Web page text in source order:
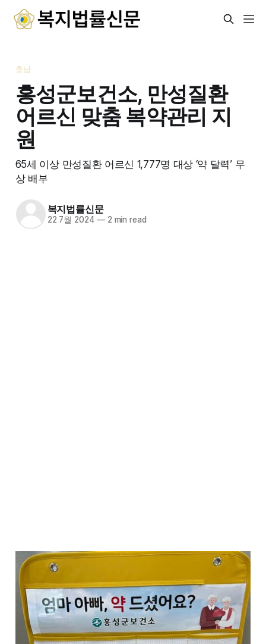
충남
홍성군보건소, 만성질환
어르신 맞춤 복약관리 지
원
65세 이상 만성질환 어르신 1,777명 대상 ‘약 달력’ 무
상 배부
복지법률신문
22 7월 2024 —2 min read